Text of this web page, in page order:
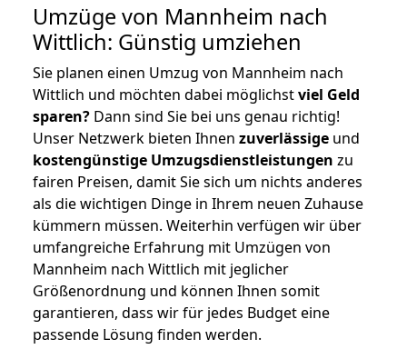
Umzüge von Mannheim nach
Wittlich: Günstig umziehen
Sie planen einen Umzug von Mannheim nach
Wittlich und möchten dabei möglichstviel Geld
sparen? Dann sind Sie bei uns genau richtig!
Unser Netzwerk bieten Ihnen zuverlässige und
kostengünstige Umzugsdienstleistungen zu
fairen Preisen, damit Sie sich um nichts anderes
als die wichtigen Dinge in Ihrem neuen Zuhause
kümmern müssen. Weiterhin verfügen wir über
umfangreiche Erfahrung mit Umzügen von
Mannheim nach Wittlich mit jeglicher
Größenordnung und können Ihnen somit
garantieren, dass wir für jedes Budget eine
passende Lösung finden werden.